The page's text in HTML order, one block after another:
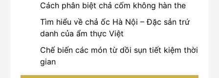
Cách phân biệt chả cốm không hàn the
Tìm hiểu về chả ốc Hà Nội – Đặc sản trứ
danh của ẩm thực Việt
Chế biến các món từ dồi sụn tiết kiệm thời
gian